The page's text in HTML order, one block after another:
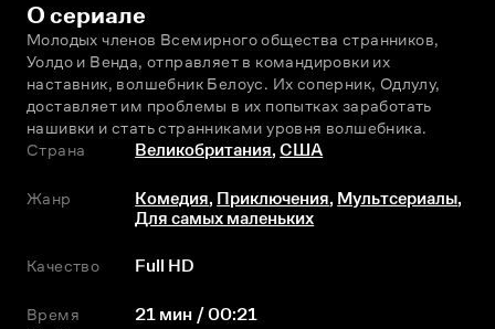
О сериале
Молодых членов Всемирного общества странников,
Уолдо и Венда, отправляет в командировки их
наставник, волшебник Белоус. Их соперник, Одлулу,
доставляет им проблемы в их попытках заработать
нашивки и стать странниками уровня волшебника.
Страна
Великобритания,США
Жанр Комедия, Приключения, Мультсериалы,
Для самых маленьких
Качество Full HD
Время 21 мин / 00:21